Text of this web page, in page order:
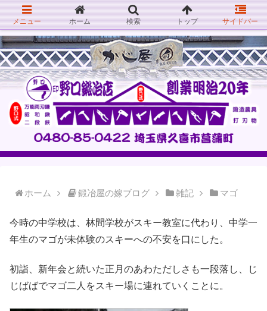
ホーム 鍛冶屋の嫁ブログ 雑記 マゴ
今時の中学校は、林間学校がスキー教室に代わり、中学一
年生のマゴが未体験のスキーへの不安を口にした。
初詣、新年会と続いた正月のあわただしさも一段落し、じ
じばばでマゴ二人をスキー場に連れていくことに。
メニュー ホーム 検索 トップ サイドバー